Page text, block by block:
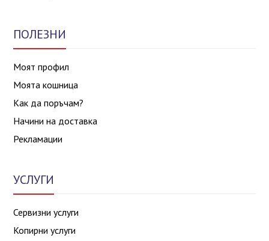
ПОЛЕЗНИ
Моят профил
Моята кошница
Как да поръчам?
Начини на доставка
Рекламации
УСЛУГИ
Сервизни услуги
Копирни услуги